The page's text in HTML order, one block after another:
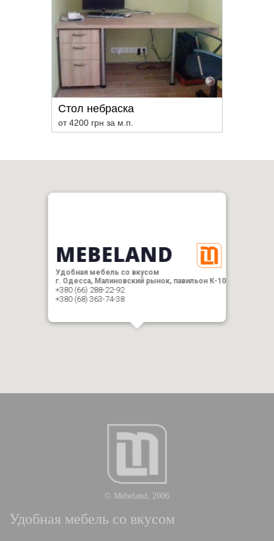
Стол небраска
от 4200 грн за м.п.
MEBELAND
Удобная мебель со вкусом
г. Одесса, Малиновский рынок, павильон К-10
+380 (66) 288-22-92
+380 (68) 363-74-38
© Mebeland, 2006
Удобная мебель со вкусом